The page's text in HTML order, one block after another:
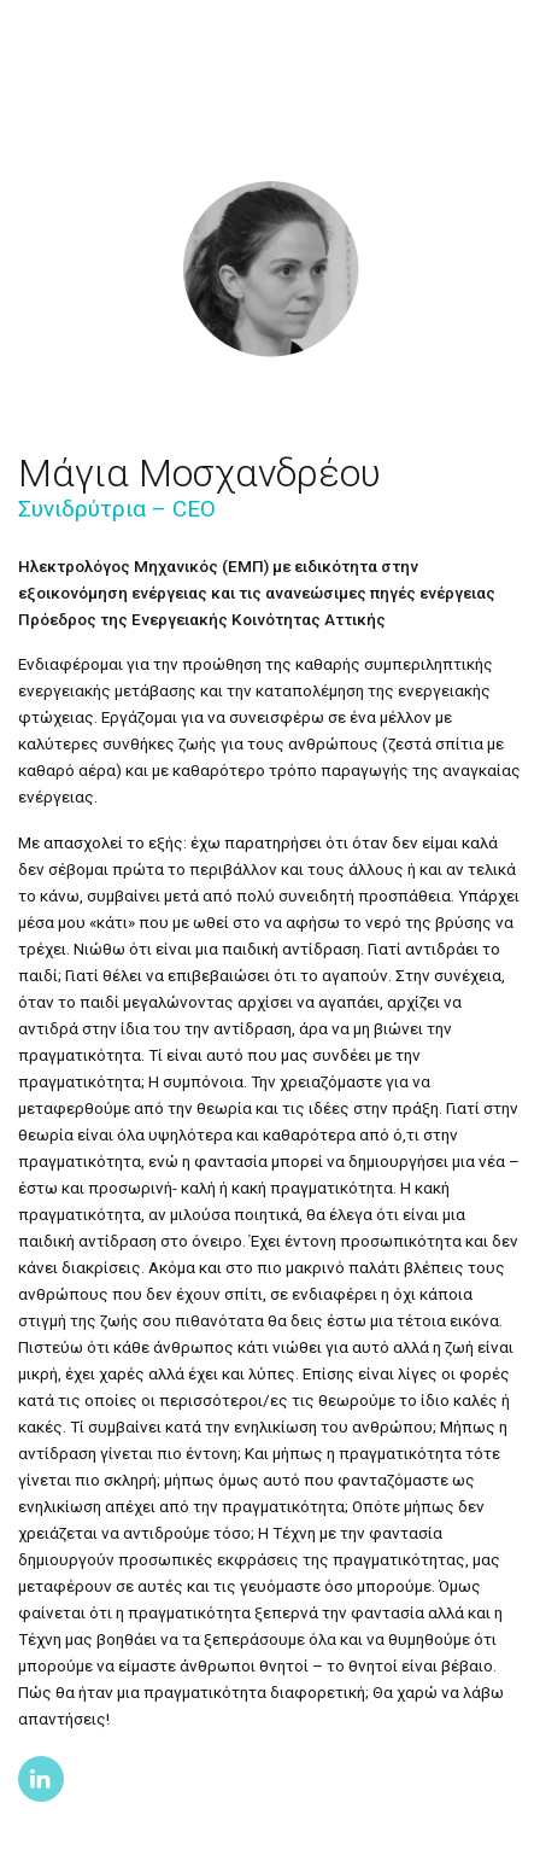
Μάγια Μοσχανδρέου
Συνιδρύτρια – CΕO
Ηλεκτρολόγος Μηχανικός (ΕΜΠ) με ειδικότητα στην
εξοικονόμηση ενέργειας και τις ανανεώσιμες πηγές ενέργειας
Πρόεδρος της Ενεργειακής Κοινότητας Αττικής
Ενδιαφέρομαι για την προώθηση της καθαρής συμπεριληπτικής
ενεργειακής μετάβασης και την καταπολέμηση της ενεργειακής
φτώχειας. Εργάζομαι για να συνεισφέρω σε ένα μέλλον με
καλύτερες συνθήκες ζωής για τους ανθρώπους (ζεστά σπίτια με
καθαρό αέρα) και με καθαρότερο τρόπο παραγωγής της αναγκαίας
ενέργειας.
Με απασχολεί το εξής: έχω παρατηρήσει ότι όταν δεν είμαι καλά
δεν σέβομαι πρώτα το περιβάλλον και τους άλλους ή και αν τελικά
το κάνω, συμβαίνει μετά από πολύ συνειδητή προσπάθεια. Υπάρχει
μέσα μου «κάτι» που με ωθεί στο να αφήσω το νερό της βρύσης να
τρέχει. Νιώθω ότι είναι μια παιδική αντίδραση. Γιατί αντιδράει το
παιδί; Γιατί θέλει να επιβεβαιώσει ότι το αγαπούν. Στην συνέχεια,
όταν το παιδί μεγαλώνοντας αρχίσει να αγαπάει, αρχίζει να
αντιδρά στην ίδια του την αντίδραση, άρα να μη βιώνει την
πραγματικότητα. Τί είναι αυτό που μας συνδέει με την
πραγματικότητα; H συμπόνοια. Την χρειαζόμαστε για να
μεταφερθούμε από την θεωρία και τις ιδέες στην πράξη. Γιατί στην
θεωρία είναι όλα υψηλότερα και καθαρότερα από ό,τι στην
πραγματικότητα, ενώ η φαντασία μπορεί να δημιουργήσει μια νέα –
έστω και προσωρινή- καλή ή κακή πραγματικότητα. Η κακή
πραγματικότητα, αν μιλούσα ποιητικά, θα έλεγα ότι είναι μια
παιδική αντίδραση στο όνειρο. Έχει έντονη προσωπικότητα και δεν
κάνει διακρίσεις. Ακόμα και στο πιο μακρινό παλάτι βλέπεις τους
ανθρώπους που δεν έχουν σπίτι, σε ενδιαφέρει η όχι κάποια
στιγμή της ζωής σου πιθανότατα θα δεις έστω μια τέτοια εικόνα.
Πιστεύω ότι κάθε άνθρωπος κάτι νιώθει για αυτό αλλά η ζωή είναι
μικρή, έχει χαρές αλλά έχει και λύπες. Επίσης είναι λίγες οι φορές
κατά τις οποίες οι περισσότεροι/ες τις θεωρούμε το ίδιο καλές ή
κακές. Τί συμβαίνει κατά την ενηλικίωση του ανθρώπου; Μήπως η
αντίδραση γίνεται πιο έντονη; Και μήπως η πραγματικότητα τότε
γίνεται πιο σκληρή; μήπως όμως αυτό που φανταζόμαστε ως
ενηλικίωση απέχει από την πραγματικότητα; Οπότε μήπως δεν
χρειάζεται να αντιδρούμε τόσο; Η Τέχνη με την φαντασία
δημιουργούν προσωπικές εκφράσεις της πραγματικότητας, μας
μεταφέρουν σε αυτές και τις γευόμαστε όσο μπορούμε. Όμως
φαίνεται ότι η πραγματικότητα ξεπερνά την φαντασία αλλά και η
Τέχνη μας βοηθάει να τα ξεπεράσουμε όλα και να θυμηθούμε ότι
μπορούμε να είμαστε άνθρωποι θνητοί – το θνητοί είναι βέβαιο.
Πώς θα ήταν μια πραγματικότητα διαφορετική; Θα χαρώ να λάβω
απαντήσεις!